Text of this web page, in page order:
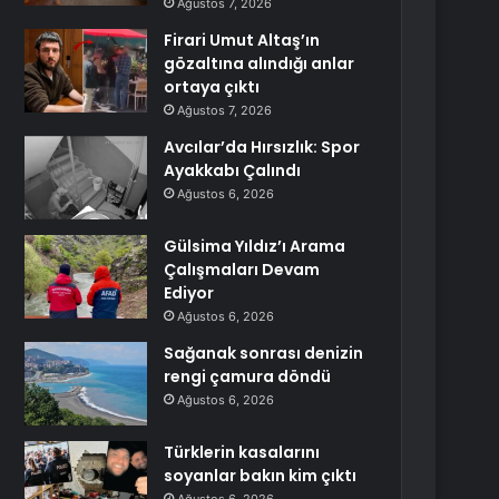
Ağustos 7, 2026
Firari Umut Altaş’ın
gözaltına alındığı anlar
ortaya çıktı
Ağustos 7, 2026
Avcılar’da Hırsızlık: Spor
Ayakkabı Çalındı
Ağustos 6, 2026
Gülsima Yıldız’ı Arama
Çalışmaları Devam
Ediyor
Ağustos 6, 2026
Sağanak sonrası denizin
rengi çamura döndü
Ağustos 6, 2026
Türklerin kasalarını
soyanlar bakın kim çıktı